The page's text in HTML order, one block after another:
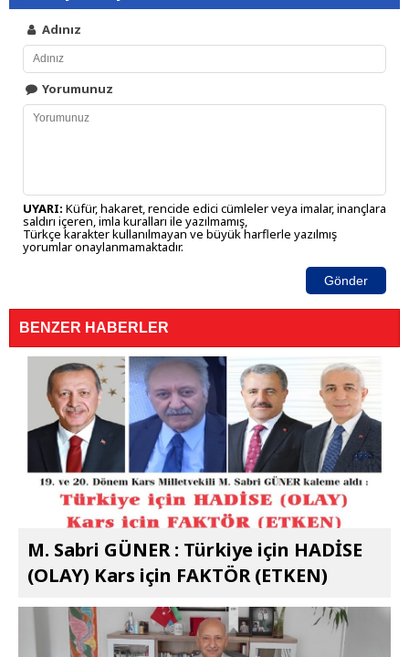
Adınız
Yorumunuz
UYARI: Küfür, hakaret, rencide edici cümleler veya imalar, inançlara
saldırı içeren, imla kuralları ile yazılmamış,
Türkçe karakter kullanılmayan ve büyük harflerle yazılmış
yorumlar onaylanmamaktadır.
Gönder
BENZER HABERLER
M. Sabri GÜNER : Türkiye için HADİSE
(OLAY) Kars için FAKTÖR (ETKEN)